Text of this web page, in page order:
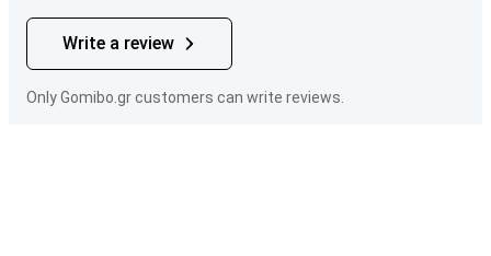
Write a review
Only Gomibo.gr customers can write reviews.